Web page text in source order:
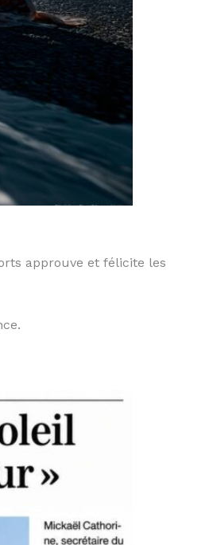
approuve et félicite les